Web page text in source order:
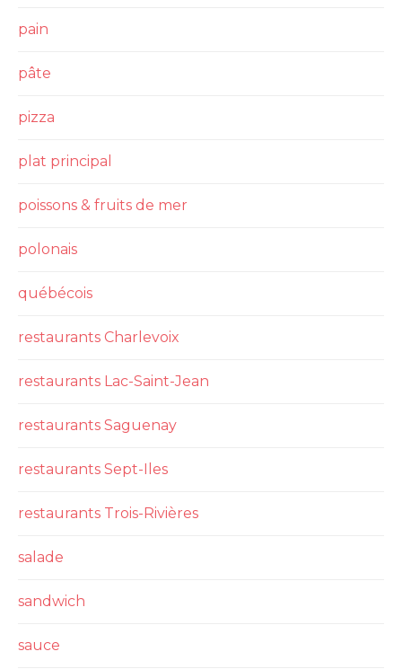
pain
pâte
pizza
plat principal
poissons & fruits de mer
polonais
québécois
restaurants Charlevoix
restaurants Lac-Saint-Jean
restaurants Saguenay
restaurants Sept-Iles
restaurants Trois-Rivières
salade
sandwich
sauce